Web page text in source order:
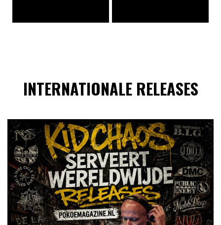
INTERNATIONALE RELEASES